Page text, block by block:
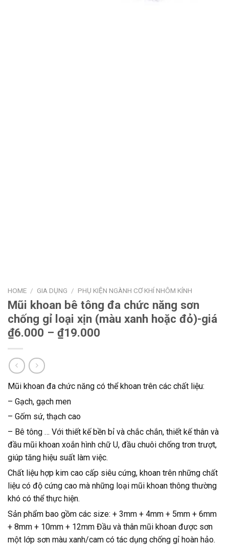
HOME / GIA DỤNG / PHỤ KIỆN NGÀNH CƠ KHÍ NHÔM KÍNH
Mũi khoan bê tông đa chức năng sơn
chống gỉ loại xịn (màu xanh hoặc đỏ)-giá
₫6.000 – ₫19.000
Mũi khoan đa chức năng có thể khoan trên các chất liệu:
– Gạch, gạch men
– Gốm sứ, thạch cao
– Bê tông … Với thiết kế bền bỉ và chắc chắn, thiết kế thân và
đầu mũi khoan xoắn hình chữ U, đầu chuôi chống trơn trượt,
giúp tăng hiệu suất làm việc.
Chất liệu hợp kim cao cấp siêu cứng, khoan trên những chất
liệu có độ cứng cao mà những loại mũi khoan thông thường
khó có thể thực hiện.
Sản phẩm bao gồm các size: + 3mm + 4mm + 5mm + 6mm
+ 8mm + 10mm + 12mm Đầu và thân mũi khoan được sơn
một lớp sơn màu xanh/cam có tác dụng chống gỉ hoàn hảo.